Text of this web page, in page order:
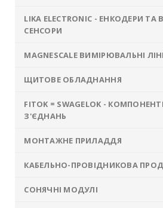
LIKA ELECTRONIC - ЕНКОДЕРИ
СЕНСОРИ
MAGNESCALE ВИМІРЮВАЛЬНІ
ЩИТОВЕ ОБЛАДНАННЯ
FITOK = SWAGELOK -
З'ЄДНАНЬ
МОНТАЖНЕ ПРИЛАДДЯ
КАБЕЛЬНО-ПРОВІДНИКОВА
СОНЯЧНІ МОДУЛІ